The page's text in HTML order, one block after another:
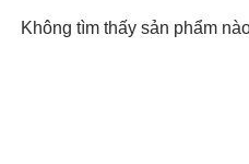
Không tìm thấy sản phẩm